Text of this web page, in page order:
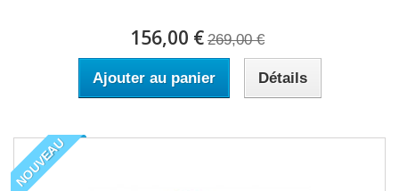
156,00 € 269,00 €
Ajouter au panier Détails
NOUVEAU